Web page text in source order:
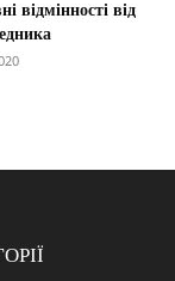
відмінності від